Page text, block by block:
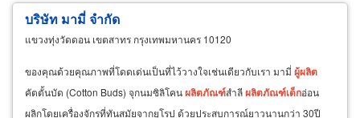
บริษัท มามี่ จำกัด
แขวงทุ่งวัดดอน เขตสาทร กรุงเทพมหานคร 10120
ของคุณด้วยคุณภาพที่โดดเด่นเป็นที่ไว้วางใจเช่นเดียวกับเรา มามี่ ผู้ผลิต
คัตตั้นบัด (Cotton Buds) จุกนมซิลิโคนผลิตภัณฑ์สำลีผลิตภัณฑ์เด็กอ่อน
ผลิกโดยเครื่องจักรที่ทันสมัยจากยุโรป ด้วยประสบการณ์ยาวนานกว่า 30ปี